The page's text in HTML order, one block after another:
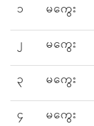
၁
မကွေး
၂ မကွေး
၃ မကွေး
၄ မကွေး